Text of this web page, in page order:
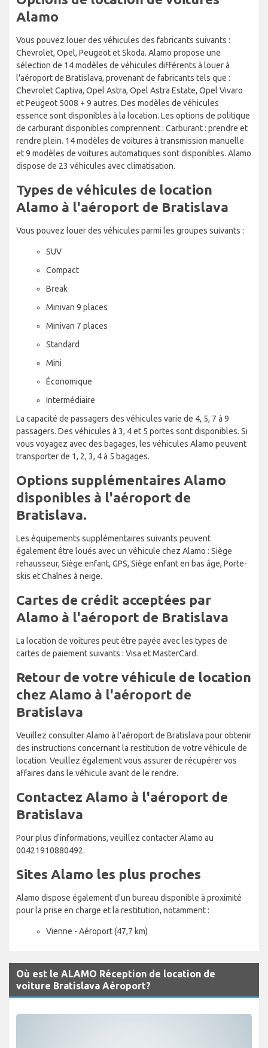
Alamo
Vous pouvez louer des véhicules des fabricants suivants :
Chevrolet, Opel, Peugeot et Skoda. Alamo propose une
sélection de 14 modèles de véhicules différents à louer à
l'aéroport de Bratislava, provenant de fabricants tels que :
Chevrolet Captiva, Opel Astra, Opel Astra Estate, Opel Vivaro
et Peugeot 5008 + 9 autres. Des modèles de véhicules
essence sont disponibles à la location. Les options de politique
de carburant disponibles comprennent : Carburant : prendre et
rendre plein. 14 modèles de voitures à transmission manuelle
et 9 modèles de voitures automatiques sont disponibles. Alamo
dispose de 23 véhicules avec climatisation.
Types de véhicules de location
Alamo à l'aéroport de Bratislava
Vous pouvez louer des véhicules parmi les groupes suivants :
SUV
Compact
Break
Minivan 9 places
Minivan 7 places
Standard
Mini
Économique
Intermédiaire
La capacité de passagers des véhicules varie de 4, 5, 7 à 9
passagers. Des véhicules à 3, 4 et 5 portes sont disponibles. Si
vous voyagez avec des bagages, les véhicules Alamo peuvent
transporter de 1, 2, 3, 4 à 5 bagages.
Options supplémentaires Alamo
disponibles à l'aéroport de
Bratislava.
Les équipements supplémentaires suivants peuvent
également être loués avec un véhicule chez Alamo : Siège
rehausseur, Siège enfant, GPS, Siège enfant en bas âge, Porte-
skis et Chaînes à neige.
Cartes de crédit acceptées par
Alamo à l'aéroport de Bratislava
La location de voitures peut être payée avec les types de
cartes de paiement suivants : Visa et MasterCard.
Retour de votre véhicule de location
chez Alamo à l'aéroport de
Bratislava
Veuillez consulter Alamo à l'aéroport de Bratislava pour obtenir
des instructions concernant la restitution de votre véhicule de
location. Veuillez également vous assurer de récupérer vos
affaires dans le véhicule avant de le rendre.
Contactez Alamo à l'aéroport de
Bratislava
Pour plus d'informations, veuillez contacter Alamo au
00421910880492.
Sites Alamo les plus proches
Alamo dispose également d'un bureau disponible à proximité
pour la prise en charge et la restitution, notamment :
Vienne - Aéroport (47,7 km)
Où est le ALAMO Réception de location de
voiture Bratislava Aéroport?